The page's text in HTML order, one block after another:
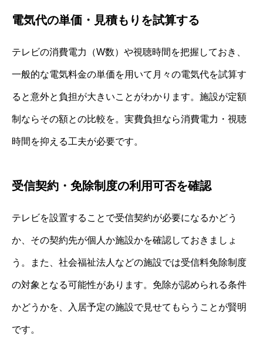
電気代の単価・見積もりを試算する
テレビの消費電力（W数）や視聴時間を把握しておき、
一般的な電気料金の単価を用いて月々の電気代を試算す
ると意外と負担が大きいことがわかります。施設が定額
制ならその額との比較を。実費負担なら消費電力・視聴
時間を抑える工夫が必要です。
受信契約・免除制度の利用可否を確認
テレビを設置することで受信契約が必要になるかどう
か、その契約先が個人か施設かを確認しておきましょ
う。また、社会福祉法人などの施設では受信料免除制度
の対象となる可能性があります。免除が認められる条件
かどうかを、入居予定の施設で見せてもらうことが賢明
です。